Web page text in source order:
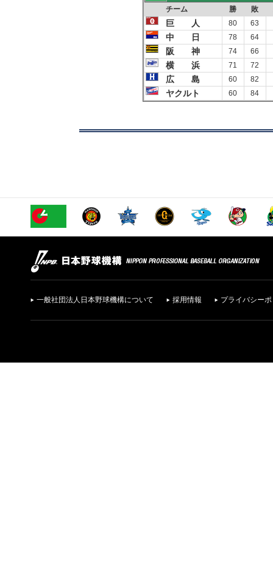
チーム 勝 敗
巨 人 80 63
中 日 78 64
阪 神 74 66
横 浜 71 72
広 島 60 82
ヤクルト 60 84
一般社団法人日本野球機構について 採用情報 プライバシー